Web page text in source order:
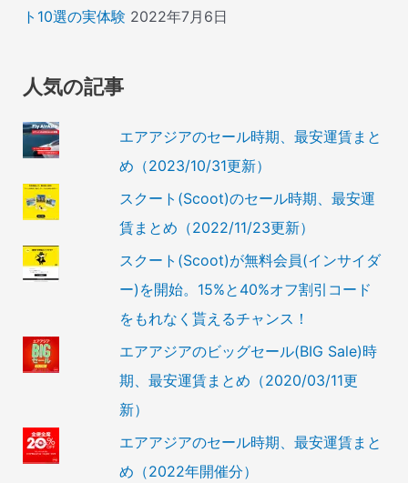
ト10選の実体験 2022年7月6日
人気の記事
エアアジアのセール時期、最安運賃まと
め（2023/10/31更新）
スクート(Scoot)のセール時期、最安運
賃まとめ（2022/11/23更新）
スクート(Scoot)が無料会員(インサイダ
ー)を開始。15%と40%オフ割引コード
をもれなく貰えるチャンス！
エアアジアのビッグセール(BIG Sale)時
期、最安運賃まとめ（2020/03/11更
新）
エアアジアのセール時期、最安運賃まと
め（2022年開催分）